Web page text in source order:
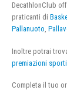
DecathlonClub
praticanti di
Pallanuoto,
Inoltre potrai
premiazioni
Completa il tuo